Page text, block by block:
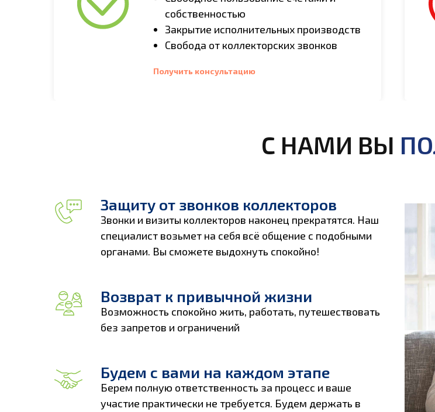
собственностью
Закрытие исполнительных производств
Свобода от коллекторских звонков
Получить консультацию
С НАМИ ВЫ
Защиту от звонков коллекторов
Звонки и визиты коллекторов наконец прекратятся. Наш
специалист возьмет на себя всё общение с подобными
органами. Вы сможете выдохнуть спокойно!
Возврат к привычной жизни
Возможность спокойно жить, работать, путешествовать
без запретов и ограничений
Будем с вами на каждом этапе
Берем полную ответственность за процесс и ваше
участие практически не требуется. Будем держать в